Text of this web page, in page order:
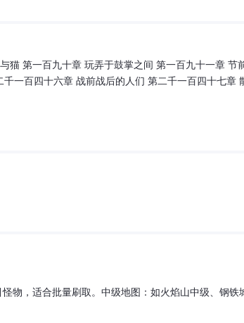
猫 第一百九十章 玩弄于鼓掌之间 第一百九十一章
一百四十六章 战前战后的人们 第二千一百四十七章
物，适合批量刷取。中级地图：如火焰山中级、钢